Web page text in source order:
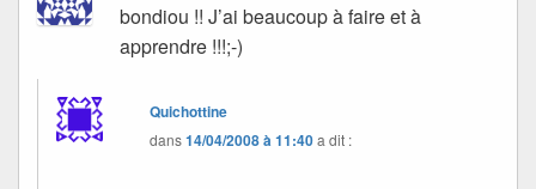
bondiou !! J’ai beaucoup à faire et à
apprendre !!!;-)
Quichottine
dans14/04/2008 à 11:40a dit :